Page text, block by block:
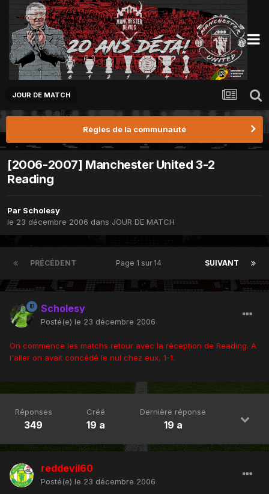
JOUR DE MATCH
Règles de la communauté
[2006-2007] Manchester United 3-2
Reading
Par Scholesy
le 23 décembre 2006 dans JOUR DE MATCH
PRÉCÉDENT SUIVANT
Page 1 sur 14
Scholesy
Posté(e) le 23 décembre 2006
On commence les matchs retour avec la réception de Reading. A
l'aller on avait concédé le nul chez eux, 1-1.
Réponses
349
Créé
19 a
Dernière réponse
19 a
reddevil60
Posté(e) le 23 décembre 2006